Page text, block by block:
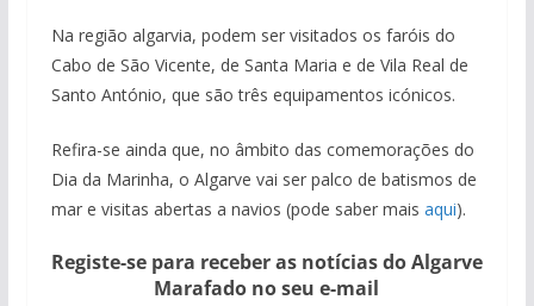
Na região algarvia, podem ser visitados os faróis do
Cabo de São Vicente, de Santa Maria e de Vila Real de
Santo António, que são três equipamentos icónicos.
Refira-se ainda que, no âmbito das comemorações do
Dia da Marinha, o Algarve vai ser palco de batismos de
mar e visitas abertas a navios (pode saber mais aqui).
Registe-se para receber as notícias do Algarve
Marafado no seu e-mail